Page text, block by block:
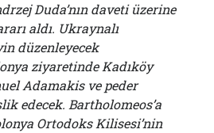
Duda’nın daveti üzerine
aldı. Ukraynalı
düzenleyecek
ziyaretinde Kadıköy
Adamakis ve peder
edecek. Bartholomeos’a
Ortodoks Kilisesi’nin